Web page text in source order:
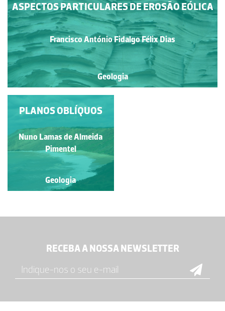
ASPECTOS PARTICULARES DE EROSÃO EÓLICA
Francisco António Fidalgo Félix Dias
Geologia
"TÃO NATURAL"
Francisco António Fidalgo
Félix Dias
Geologia
PLANOS OBLÍQUOS
Nuno Lamas de Almeida
Pimentel
Geologia
RECEBA A NOSSA NEWSLETTER